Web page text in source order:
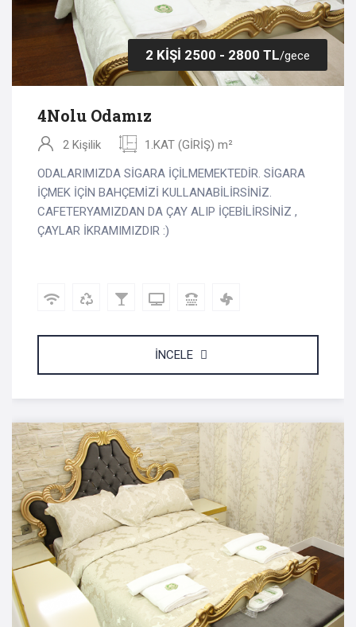
2 KİŞİ 2500 - 2800 TL/gece
4Nolu Odamız
2 Kişilik
1.KAT (GİRİŞ) m²
ODALARIMIZDA SİGARA İÇİLMEMEKTEDİR. SİGARA
İÇMEK İÇİN BAHÇEMİZİ KULLANABİLİRSİNİZ.
CAFETERYAMIZDAN DA ÇAY ALIP İÇEBİLİRSİNİZ ,
ÇAYLAR İKRAMIMIZDIR :)
İNCELE